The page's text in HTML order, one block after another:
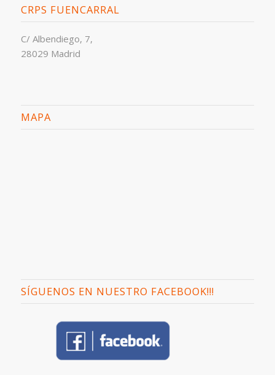
CRPS FUENCARRAL
C/ Albendiego, 7,
28029 Madrid
MAPA
SÍGUENOS EN NUESTRO FACEBOOK!!!